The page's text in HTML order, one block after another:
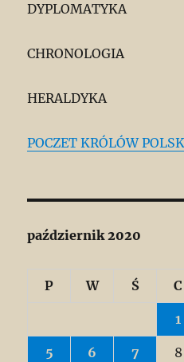
DYPLOMATYKA
CHRONOLOGIA
HERALDYKA
POCZET KRÓLÓW
październik 2020
P W Ś C
1
5 6 7 8